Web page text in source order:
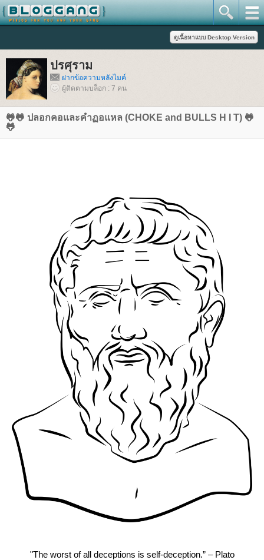
ปรศุราม
ฝากข้อความหลังไมค์
ผู้ติดตามบล็อก : 7 คน
🐸🐸 ปลอกคอและคำฏอแหล​ (CHOKE and BULLS H I T) 🐸
🐸
"The worst of all deceptions is self-deception.” – Plato